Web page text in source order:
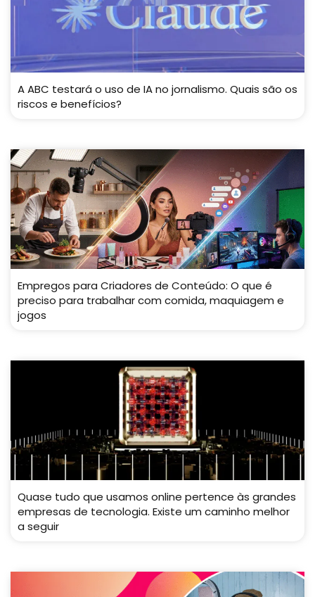
A ABC testará o uso de IA no jornalismo. Quais são os
riscos e benefícios?
Empregos para Criadores de Conteúdo: O que é
preciso para trabalhar com comida, maquiagem e
jogos
Quase tudo que usamos online pertence às grandes
empresas de tecnologia. Existe um caminho melhor
a seguir